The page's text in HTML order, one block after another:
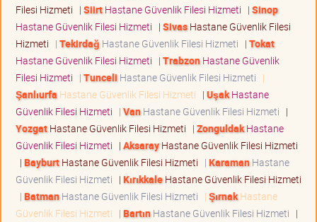
Filesi Hizmeti | SiirtHastane Güvenlik Filesi Hizmeti | Sinop
Hastane Güvenlik Filesi Hizmeti | SivasHastane Güvenlik Filesi
Hizmeti | Tekirdağ Hastane Güvenlik Filesi Hizmeti | Tokat
Hastane Güvenlik Filesi Hizmeti | TrabzonHastane Güvenlik
Filesi Hizmeti | Tunceli Hastane Güvenlik Filesi Hizmeti |
Şanlıurfa Hastane Güvenlik Filesi Hizmeti | UşakHastane
Güvenlik Filesi Hizmeti | VanHastane Güvenlik Filesi Hizmeti |
YozgatHastane Güvenlik Filesi Hizmeti | ZonguldakHastane
Güvenlik Filesi Hizmeti | AksarayHastane Güvenlik Filesi Hizmeti
| BayburtHastane Güvenlik Filesi Hizmeti | KaramanHastane
Güvenlik Filesi Hizmeti | KırıkkaleHastane Güvenlik Filesi Hizmeti
| BatmanHastane Güvenlik Filesi Hizmeti | ŞırnakHastane
Güvenlik Filesi Hizmeti | BartınHastane Güvenlik Filesi Hizmeti |